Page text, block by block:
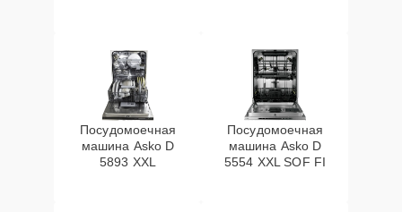
Посудомоечная
машина Asko D
5893 XXL
Посудомоечная
машина Asko D
5554 XXL SOF FI